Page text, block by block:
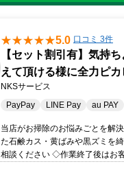
5.0 口コミ 3件
【セット割引有】気持
えて頂ける様に全力ピカ
NKSサービス
PayPay
LINE Pay au PAY
当店がお掃除のお悩みごとを解
た石鹸カス・黄ばみや黒ズミを
相談ください ◇作業終了後はお